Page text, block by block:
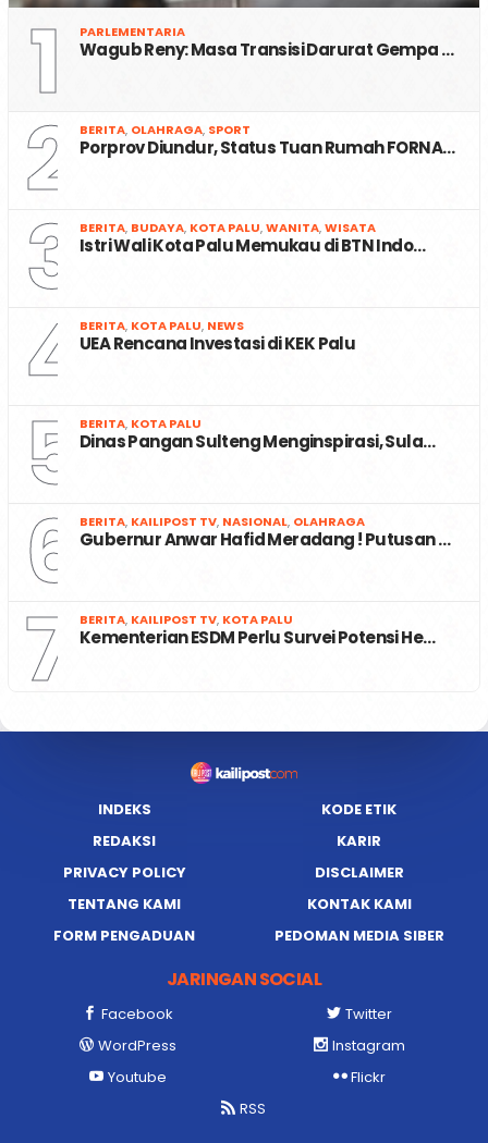
1 PARLEMENTARIA
Wagub Reny: Masa Transisi Darurat Gempa …
2 BERITA, OLAHRAGA, SPORT
Porprov Diundur, Status Tuan Rumah FORNA…
3 BERITA, BUDAYA, KOTA PALU,WANITA,WISATA
Istri Wali Kota Palu Memukau di BTN Indo…
4 BERITA, KOTA PALU, NEWS
UEA Rencana Investasi di KEK Palu
5 BERITA, KOTA PALU
Dinas Pangan Sulteng Menginspirasi, Sula…
6 BERITA, KAILIPOST TV, NASIONAL, OLAHRAGA
Gubernur Anwar Hafid Meradang ! Putusan …
7 BERITA, KAILIPOST TV, KOTA PALU
Kementerian ESDM Perlu Survei Potensi He…
INDEKS
KODE ETIK
REDAKSI
KARIR
PRIVACY POLICY
DISCLAIMER
TENTANG KAMI
KONTAK KAMI
FORM PENGADUAN
PEDOMAN MEDIA SIBER
JARINGAN SOCIAL
Facebook
Twitter
WordPress
Instagram
Youtube
Flickr
RSS